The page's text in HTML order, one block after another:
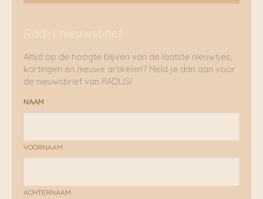
Radijs nieuwsbrief
Altijd op de hoogte blijven van de laatste nieuwtjes,
kortingen en nieuwe artikelen? Meld je dan aan voor
de nieuwsbrief van RADIJS!
NAAM
VOORNAAM
ACHTERNAAM